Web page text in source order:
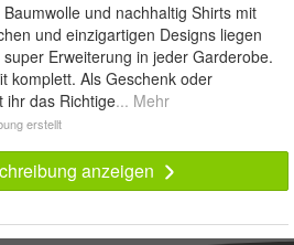
und nachhaltig Shirts mit
und einzigartigen Designs liegen
Erweiterung in jeder Garderobe.
komplett. Als Geschenk oder
ihr das Richtige... Mehr
erstellt
anzeigen